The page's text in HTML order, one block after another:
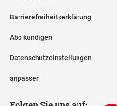
Barrierefreiheitserklärung
Abo kündigen
Datenschutzeinstellungen
anpassen